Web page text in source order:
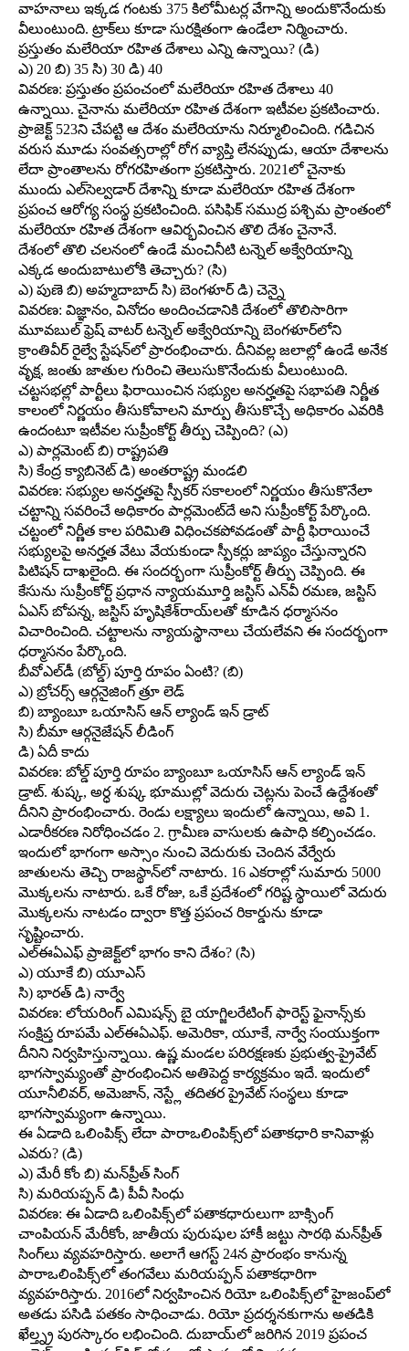
వాహనాలు ఇక్కడ గంటకు 375 కిలోమీటర్ల వేగాన్ని అందుకొనేందుకు
వీలుంటుంది. ట్రాక్‌లు కూడా సురక్షితంగా ఉండేలా నిర్మించారు.
ప్రస్తుతం మలేరియా రహిత దేశాలు ఎన్ని ఉన్నాయి? (డి)
ఎ) 20 బి) 35 సి) 30 డి) 40
వివరణ: ప్రస్తుతం ప్రపంచంలో మలేరియా రహిత దేశాలు 40
ఉన్నాయి. చైనాను మలేరియా రహిత దేశంగా ఇటీవల ప్రకటించారు.
ప్రాజెక్ట్‌ 523ని చేపట్టి ఆ దేశం మలేరియాను నిర్మూలించింది. గడిచిన
వరుస మూడు సంవత్సరాల్లో రోగ వ్యాప్తి లేనప్పుడు, ఆయా దేశాలను
లేదా ప్రాంతాలను రోగరహితంగా ప్రకటిస్తారు. 2021లో చైనాకు
ముందు ఎల్‌సెల్వడార్‌ దేశాన్ని కూడా మలేరియా రహిత దేశంగా
ప్రపంచ ఆరోగ్య సంస్థ ప్రకటించింది. పసిఫిక్‌ సముద్ర పశ్చిమ ప్రాంతంలో
మలేరియా రహిత దేశంగా ఆవిర్భవించిన తొలి దేశం చైనానే.
దేశంలో తొలి చలనంలో ఉండే మంచినీటి టన్నెల్‌ అక్వేరియాన్ని
ఎక్కడ అందుబాటులోకి తెచ్చారు? (సి)
ఎ) పుణె బి) అహ్మదాబాద్‌ సి) బెంగళూర్‌ డి) చెన్నై
వివరణ: విజ్ఞానం, వినోదం అందించడానికి దేశంలో తొలిసారిగా
మూవబుల్‌ ఫ్రెష్‌ వాటర్‌ టన్నెల్‌ అక్వేరియాన్ని బెంగళూర్‌లోని
క్రాంతివీర్‌ రైల్వే స్టేషన్‌లో ప్రారంభించారు. దీనివల్ల జలాల్లో ఉండే అనేక
వృక్ష, జంతు జాతుల గురించి తెలుసుకొనేందుకు వీలుంటుంది.
చట్టసభల్లో పార్టీలు ఫిరాయించిన సభ్యుల అనర్హతపై సభాపతి నిర్ణీత
కాలంలో నిర్ణయం తీసుకోవాలని మార్పు తీసుకొచ్చే అధికారం ఎవరికి
ఉందంటూ ఇటీవల సుప్రీంకోర్ట్‌ తీర్పు చెప్పింది? (ఎ)
ఎ) పార్లమెంట్‌ బి) రాష్ట్రపతి
సి) కేంద్ర క్యాబినెట్‌ డి) అంతరాష్ట్ర మండలి
వివరణ: సభ్యుల అనర్హతపై స్పీకర్‌ సకాలంలో నిర్ణయం తీసుకొనేలా
చట్టాన్ని సవరించే అధికారం పార్లమెంట్‌దే అని సుప్రీంకోర్ట్‌ పేర్కొంది.
చట్టంలో నిర్ణీత కాల పరిమితి విధించకపోవడంతో పార్టీ ఫిరాయించే
సభ్యులపై అనర్హత వేటు వేయకుండా స్పీకర్లు జాప్యం చేస్తున్నారని
పిటిషన్‌ దాఖలైంది. ఈ సందర్భంగా సుప్రీంకోర్ట్‌ తీర్పు చెప్పింది. ఈ
కేసును సుప్రీంకోర్ట్‌ ప్రధాన న్యాయమూర్తి జస్టిస్‌ ఎన్‌వీ రమణ, జస్టిస్‌
ఏఎస్‌ బోపన్న, జస్టిస్‌ హృషికేశ్‌రాయ్‌లతో కూడిన ధర్మాసనం
విచారించింది. చట్టాలను న్యాయస్థానాలు చేయలేవని ఈ సందర్భంగా
ధర్మాసనం పేర్కొంది.
బీవోఎల్‌డీ (బోల్డ్‌) పూర్తి రూపం ఏంటి? (బి)
ఎ) బ్రోచర్స్‌ ఆర్గనైజింగ్‌ త్రూ లెడ్‌
బి) బ్యాంబూ ఒయాసిస్‌ ఆన్‌ ల్యాండ్‌ ఇన్‌ డ్రాట్‌
సి) బీమా ఆర్గనైజేషన్‌ లీడింగ్‌
డి) ఏదీ కాదు
వివరణ: బోల్డ్‌ పూర్తి రూపం బ్యాంబూ ఒయాసిస్‌ ఆన్‌ ల్యాండ్‌ ఇన్‌
డ్రాట్‌. శుష్క, అర్ధ శుష్క భూముల్లో వెదురు చెట్లను పెంచే ఉద్దేశంతో
దీనిని ప్రారంభించారు. రెండు లక్ష్యాలు ఇందులో ఉన్నాయి, అవి 1.
ఎడారీకరణ నిరోధించడం 2. గ్రామీణ వాసులకు ఉపాధి కల్పించడం.
ఇందులో భాగంగా అస్సాం నుంచి వెదురుకు చెందిన వేర్వేరు
జాతులను తెచ్చి రాజస్థాన్‌లో నాటారు. 16 ఎకరాల్లో సుమారు 5000
మొక్కలను నాటారు. ఒకే రోజు, ఒకే ప్రదేశంలో గరిష్ట స్థాయిలో వెదురు
మొక్కలను నాటడం ద్వారా కొత్త ప్రపంచ రికార్డును కూడా
సృష్టించారు.
ఎల్‌ఈఏఎఫ్‌ ప్రాజెక్ట్‌లో భాగం కాని దేశం? (సి)
ఎ) యూకే బి) యూఎస్‌
సి) భారత్‌ డి) నార్వే
వివరణ: లోయరింగ్‌ ఎమిషన్స్‌ బై యాగ్జిలరేటింగ్‌ ఫారెస్ట్‌ ఫైనాన్స్‌కు
సంక్షిప్త రూపమే ఎల్‌ఈఏఎఫ్‌. అమెరికా, యూకే, నార్వే సంయుక్తంగా
దీనిని నిర్వహిస్తున్నాయి. ఉష్ణ మండల పరిరక్షణకు ప్రభుత్వ-ప్రైవేట్‌
భాగస్వామ్యంతో ప్రారంభించిన అతిపెద్ద కార్యక్రమం ఇదే. ఇందులో
యూనీలివర్‌, అమెజాన్‌, నెస్ట్లే తదితర ప్రైవేట్‌ సంస్థలు కూడా
భాగస్వామ్యంగా ఉన్నాయి.
ఈ ఏడాది ఒలింపిక్స్‌ లేదా పారాఒలింపిక్స్‌లో పతాకధారి కానివాళ్లు
ఎవరు? (డి)
ఎ) మేరీ కోం బి) మన్‌ప్రీత్‌ సింగ్‌
సి) మరియప్పన్‌ డి) పీవీ సింధు
వివరణ: ఈ ఏడాది ఒలింపిక్స్‌లో పతాకధారులుగా బాక్సింగ్‌
చాంపియన్‌ మేరీకోం, జాతీయ పురుషుల హాకీ జట్టు సారథి మన్‌ప్రీత్‌
సింగ్‌లు వ్యవహరిస్తారు. అలాగే ఆగస్ట్‌ 24న ప్రారంభం కానున్న
పారాఒలింపిక్స్‌లో తంగవేలు మరియప్పన్‌ పతాకధారిగా
వ్యవహరిస్తారు. 2016లో నిర్వహించిన రియో ఒలింపిక్స్‌లో హైజంప్‌లో
అతడు పసిడి పతకం సాధించాడు. రియో ప్రదర్శనకుగాను అతడికి
ఖేల్త్న్ర పురస్కారం లభించింది. దుబాయ్‌లో జరిగిన 2019 ప్రపంచ